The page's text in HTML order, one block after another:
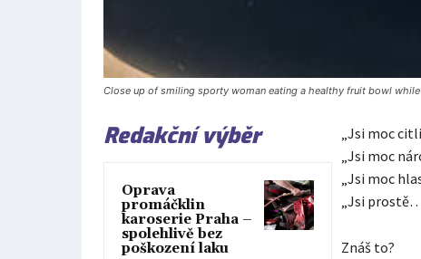
Close up of smiling sporty woman eating a healthy fruit bowl
Redakční výběr
Oprava
promáčklin
karoserie Praha –
spolehlivě bez
poškození laku
„Jsi moc
„Jsi moc
„Jsi moc
„Jsi
Znáš to?